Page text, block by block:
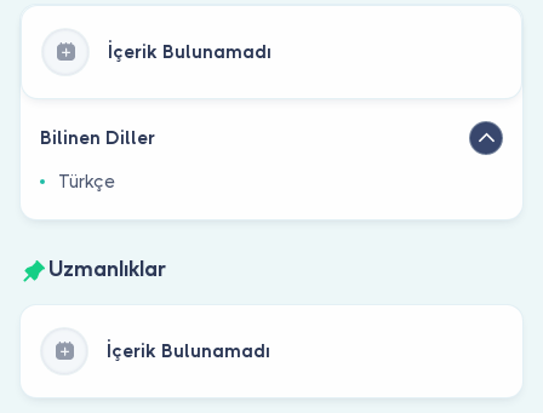
İçerik Bulunamadı
Bilinen Diller
Türkçe
Uzmanlıklar
İçerik Bulunamadı